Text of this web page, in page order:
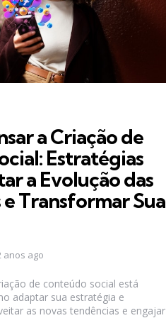
a Criação de
Estratégias
a Evolução das
Transformar Sua
anos ago
de conteúdo social está
adaptar sua estratégia e
as novas tendências e engajar